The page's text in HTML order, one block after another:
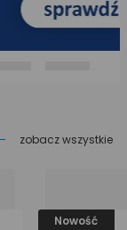
zobacz wszystkie
Nowość